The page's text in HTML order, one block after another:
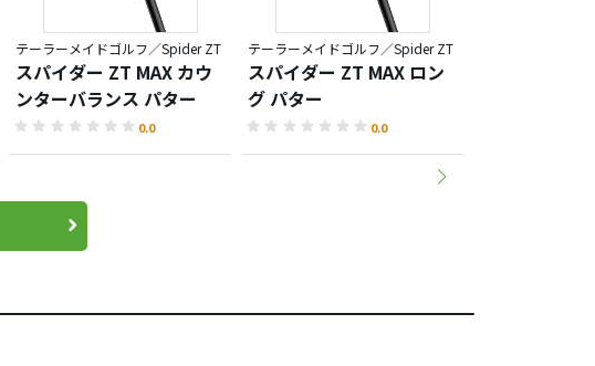
テーラーメイドゴルフ／Spider ZT
スパイダー ZT MAX カウ
ンターバランス パター
0.0
テーラーメイドゴルフ／Spider ZT
スパイダー ZT MAX ロン
グ パター
0.0